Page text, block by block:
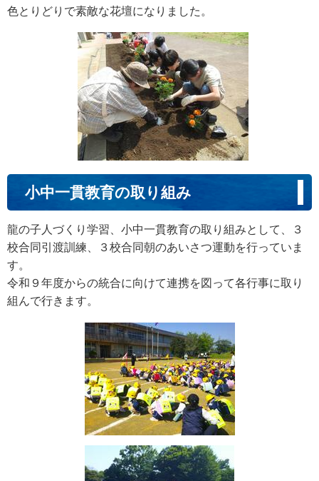
色とりどりで素敵な花壇になりました。
小中一貫教育の取り組み
龍の子人づくり学習、小中一貫教育の取り組みとして、３
校合同引渡訓練、３校合同朝のあいさつ運動を行っていま
す。
令和９年度からの統合に向けて連携を図って各行事に取り
組んで行きます。